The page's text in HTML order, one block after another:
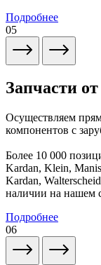
Подробнее
05
Запчасти
Осуществляем
компонентов с
Более 10 000
Kardan, Klein,
Kardan,
наличии на нашем
Подробнее
06